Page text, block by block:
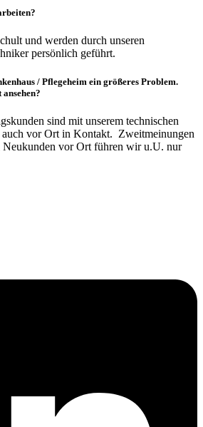
und werden durch unseren
persönlich geführt.
/ Pflegeheim ein größeres Problem.
sind mit unserem technischen
auch vor Ort in Kontakt. Zweitmeinungen
Neukunden vor Ort führen wir u.U. nur